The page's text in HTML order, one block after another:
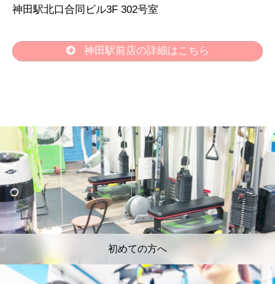
神田駅北口合同ビル3F 302号室
神田駅前店の詳細はこちら
初めての方へ